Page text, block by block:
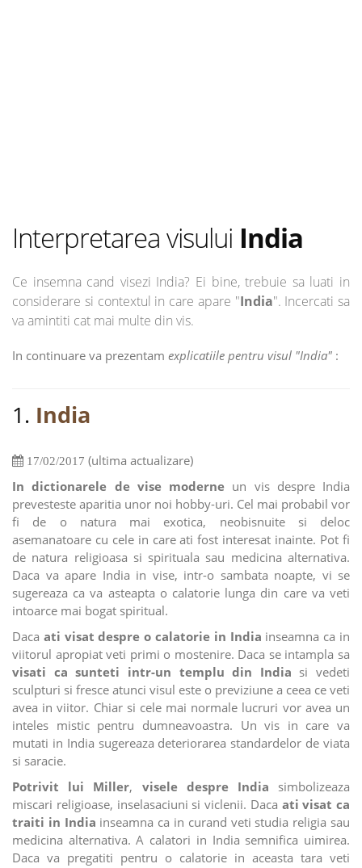
Interpretarea visului India
Ce insemna cand visezi India? Ei bine, trebuie sa luati in
considerare si contextul in care apare "India". Incercati sa
va amintiti cat mai multe din vis.
In continuare va prezentam explicatiile pentru visul "India" :
1. India
17/02/2017 (ultima actualizare)
In dictionarele de vise moderne un vis despre India
prevesteste aparitia unor noi hobby-uri. Cel mai probabil vor
fi de o natura mai exotica, neobisnuite si deloc
asemanatoare cu cele in care ati fost interesat inainte. Pot fi
de natura religioasa si spirituala sau medicina alternativa.
Daca va apare India in vise, intr-o sambata noapte, vi se
sugereaza ca va asteapta o calatorie lunga din care va veti
intoarce mai bogat spiritual.
Daca ati visat despre o calatorie in India inseamna ca in
viitorul apropiat veti primi o mostenire. Daca se intampla sa
visati ca sunteti intr-un templu din India si vedeti
sculpturi si fresce atunci visul este o previziune a ceea ce veti
avea in viitor. Chiar si cele mai normale lucruri vor avea un
inteles mistic pentru dumneavoastra. Un vis in care va
mutati in India sugereaza deteriorarea standardelor de viata
si saracie.
Potrivit lui Miller, visele despre India simbolizeaza
miscari religioase, inselasaciuni si viclenii. Daca ati visat ca
traiti in India inseamna ca in curand veti studia religia sau
medicina alternativa. A calatori in India semnifica uimirea.
Daca va pregatiti pentru o calatorie in aceasta tara veti